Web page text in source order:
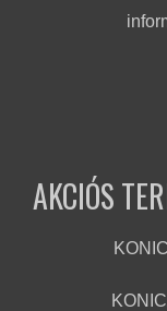
AKCIÓS